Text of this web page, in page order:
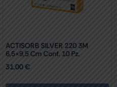
ACTISORB SILVER 220 3M
6,5×9,5 Cm Conf. 10 Pz.
31,00€